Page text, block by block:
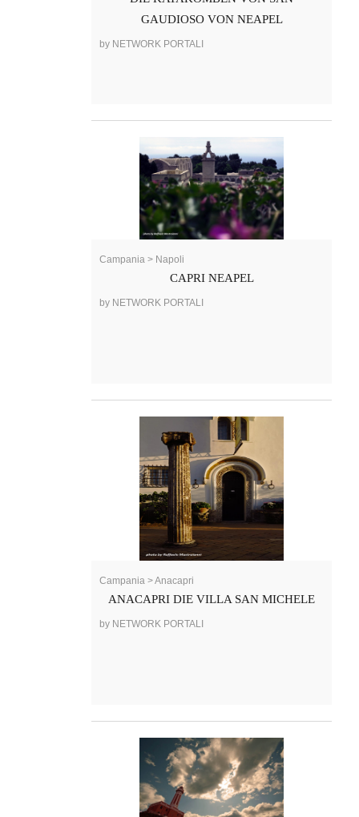
GAUDIOSO VON NEAPEL
by NETWORK PORTALI
Campania > Napoli
CAPRI NEAPEL
by NETWORK PORTALI
Campania > Anacapri
ANACAPRI DIE VILLA SAN MICHELE
by NETWORK PORTALI